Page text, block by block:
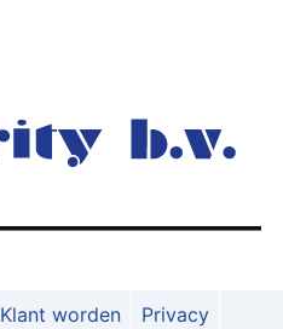
Klant worden Privacy